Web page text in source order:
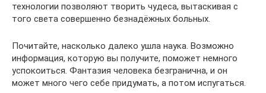
технологии позволяют творить чудеса, вытаскивая с
того света совершенно безнадёжных больных.
Почитайте, насколько далеко ушла наука. Возможно
информация, которую вы получите, поможет немного
успокоиться. Фантазия человека безгранична, и он
может много чего себе придумать, а потом испугаться.